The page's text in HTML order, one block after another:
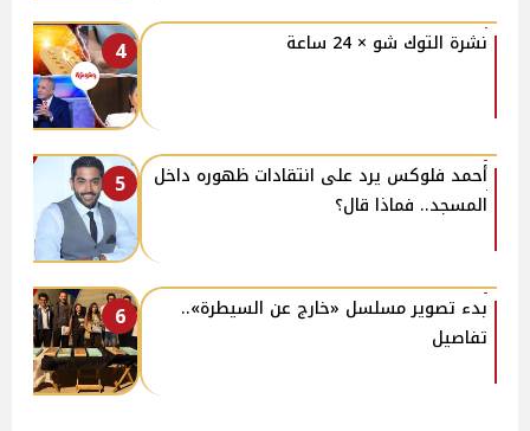
4 نشرة التوك شو × 24 ساعة
5
أحمد فلوكس يرد على انتقادات ظهوره داخل
المسجد.. فماذا قال؟
6
بدء تصوير مسلسل «خارج عن السيطرة»..
تفاصيل